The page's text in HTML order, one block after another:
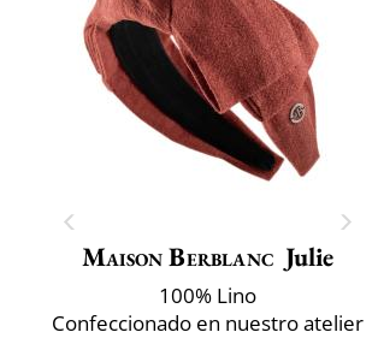
Maison Berblanc Julie
100% Lino
Confeccionado en nuestro atelier